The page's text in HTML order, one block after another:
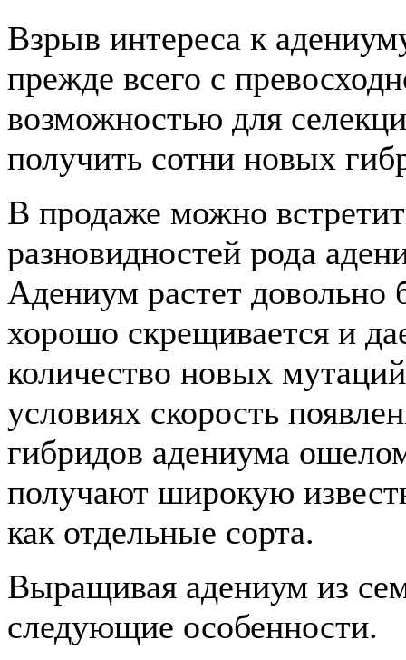
Взрыв интереса к
прежде всего c
возможностью для
получить сотни новых
В продаже можно
разновидностей рода
Адениум растет довольно
хорошо скрещивается и
количество новых
условиях скорость
гибридов адениума
получают широкую
как отдельные сорта.
Выращивая адениум из
следующие особенности.